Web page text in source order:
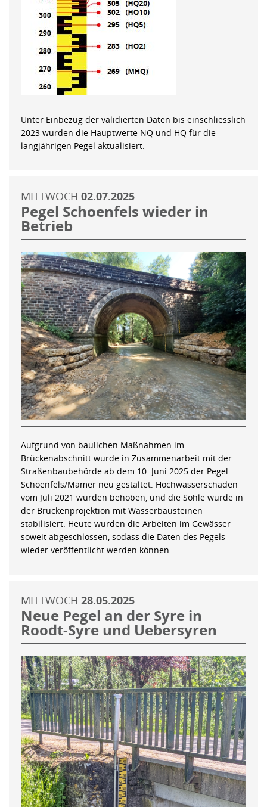
Unter Einbezug der validierten Daten bis einschliesslich
2023 wurden die Hauptwerte NQ und HQ für die
langjährigen Pegel aktualisiert.
MITTWOCH 02.07.2025
Pegel Schoenfels wieder in
Betrieb
Aufgrund von baulichen Maßnahmen im
Brückenabschnitt wurde in Zusammenarbeit mit der
Straßenbaubehörde ab dem 10. Juni 2025 der Pegel
Schoenfels/Mamer neu gestaltet. Hochwasserschäden
vom Juli 2021 wurden behoben, und die Sohle wurde in
der Brückenprojektion mit Wasserbausteinen
stabilisiert. Heute wurden die Arbeiten im Gewässer
soweit abgeschlossen, sodass die Daten des Pegels
wieder veröffentlicht werden können.
MITTWOCH 28.05.2025
Neue Pegel an der Syre in
Roodt-Syre und Uebersyren